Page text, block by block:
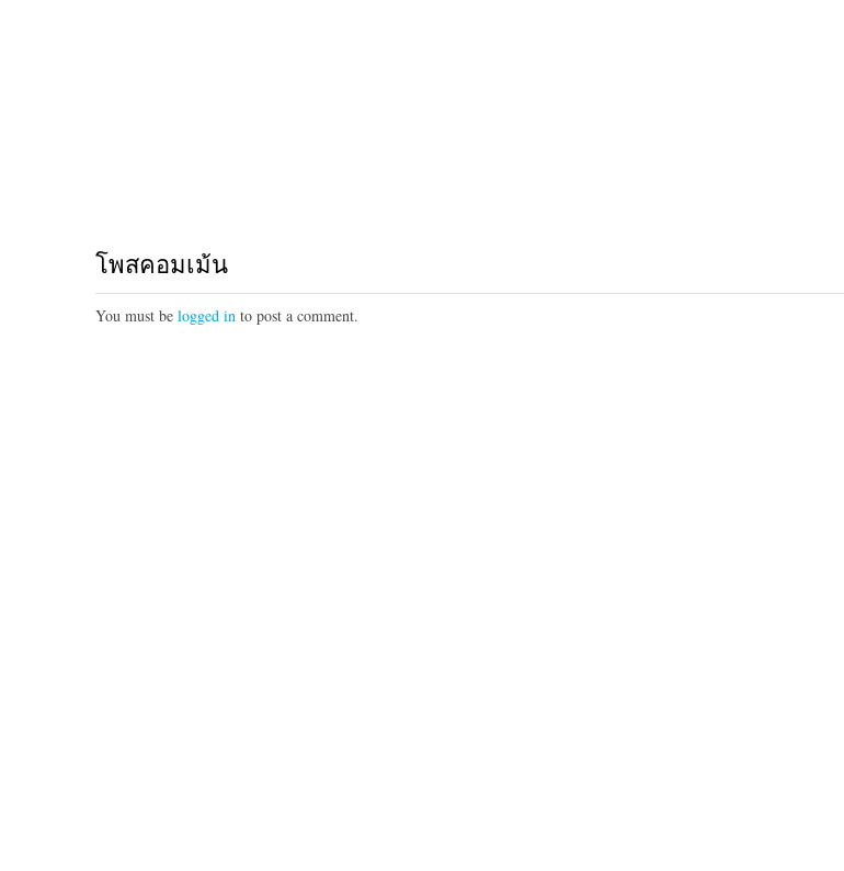
โพสคอมเม้น
You must be logged in to post a comment.